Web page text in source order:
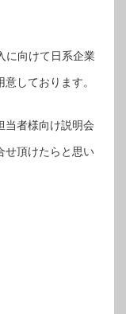
に向けて日系企業
しております。
当者様向け説明会
せ頂けたらと思い